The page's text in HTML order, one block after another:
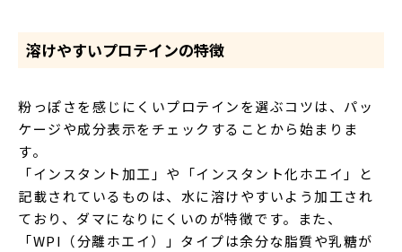
溶けやすいプロテインの特徴
粉っぽさを感じにくいプロテインを選ぶコツは、パッ
ケージや成分表示をチェックすることから始まりま
す。
「インスタント加工」や「インスタント化ホエイ」と
記載されているものは、水に溶けやすいよう加工され
ており、ダマになりにくいのが特徴です。また、
「WPI（分離ホエイ）」タイプは余分な脂質や乳糖が